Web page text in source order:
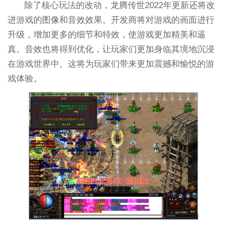
除了核心玩法的改动，龙腾传世2022年更新还将改
进游戏的图像和音效效果。开发商将对游戏的画面进行
升级，增加更多的细节和特效，使游戏更加精美和逼
真。音效也将得到优化，让玩家们更加身临其境地沉浸
在游戏世界中。这将为玩家们带来更加震撼和愉悦的游
戏体验。